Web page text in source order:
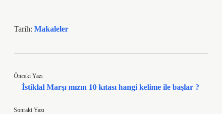
Tarih: Makaleler
Önceki Yazı
İstiklal Marşı mızın 10 kıtası hangi kelime ile başlar ?
Sonraki Yazı